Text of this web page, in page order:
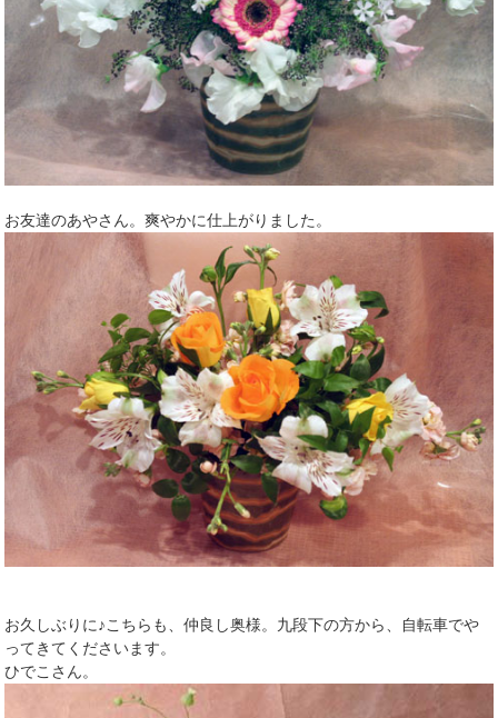
お友達のあやさん。爽やかに仕上がりました。
お久しぶりに♪こちらも、仲良し奥様。九段下の方から、自転車でや
ってきてくださいます。
ひでこさん。